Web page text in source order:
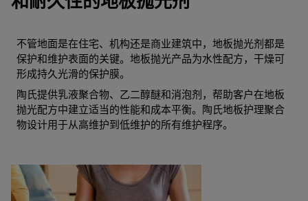
不管地面是在住宅、机构还是商业建筑中，地板抛光剂都是
保护和维护表面的关键。地板抛光产品为水性配方，干燥可
形成持久光滑的保护膜。
陶氏提供乳液聚合物、乙二醇醚和消泡剂，帮助客户在地板
抛光配方中建立适当的性能和成本平衡。陶氏地板护理聚合
物设计用于从高维护到低维护的所有维护程序。